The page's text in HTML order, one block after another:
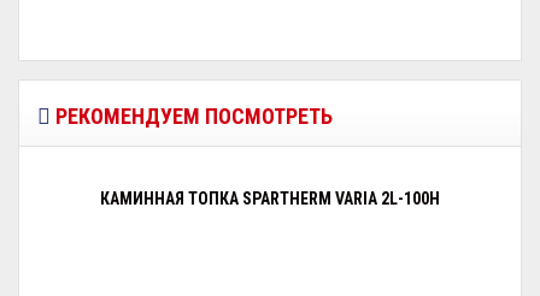
РЕКОМЕНДУЕМ ПОСМОТРЕТЬ
КАМИННАЯ ТОПКА SPARTHERM VARIA 2L-100H